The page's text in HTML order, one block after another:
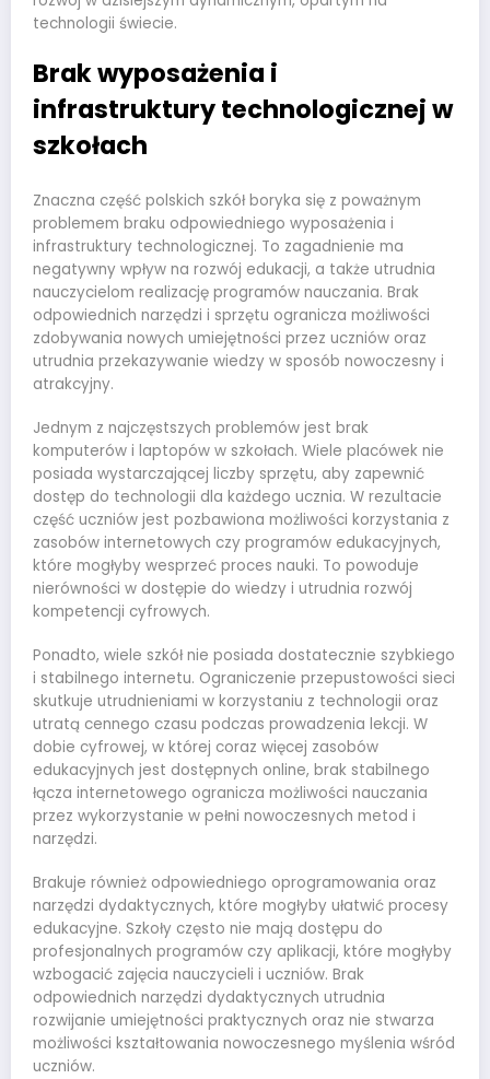
technologii świecie.
Brak wyposażenia i
infrastruktury technologicznej w
szkołach
Znaczna część polskich szkół boryka się z poważnym
problemem braku odpowiedniego wyposażenia i
infrastruktury technologicznej. To zagadnienie ma
negatywny wpływ na rozwój edukacji, a także utrudnia
nauczycielom realizację programów nauczania. Brak
odpowiednich narzędzi i sprzętu ogranicza możliwości
zdobywania nowych umiejętności przez uczniów oraz
utrudnia przekazywanie wiedzy w sposób nowoczesny i
atrakcyjny.
Jednym z najczęstszych problemów jest brak
komputerów i laptopów w szkołach. Wiele placówek nie
posiada wystarczającej liczby sprzętu, aby zapewnić
dostęp do technologii dla każdego ucznia. W rezultacie
część uczniów jest pozbawiona możliwości korzystania z
zasobów internetowych czy programów edukacyjnych,
które mogłyby wesprzeć proces nauki. To powoduje
nierówności w dostępie do wiedzy i utrudnia rozwój
kompetencji cyfrowych.
Ponadto, wiele szkół nie posiada dostatecznie szybkiego
i stabilnego internetu. Ograniczenie przepustowości sieci
skutkuje utrudnieniami w korzystaniu z technologii oraz
utratą cennego czasu podczas prowadzenia lekcji. W
dobie cyfrowej, w której coraz więcej zasobów
edukacyjnych jest dostępnych online, brak stabilnego
łącza internetowego ogranicza możliwości nauczania
przez wykorzystanie w pełni nowoczesnych metod i
narzędzi.
Brakuje również odpowiedniego oprogramowania oraz
narzędzi dydaktycznych, które mogłyby ułatwić procesy
edukacyjne. Szkoły często nie mają dostępu do
profesjonalnych programów czy aplikacji, które mogłyby
wzbogacić zajęcia nauczycieli i uczniów. Brak
odpowiednich narzędzi dydaktycznych utrudnia
rozwijanie umiejętności praktycznych oraz nie stwarza
możliwości kształtowania nowoczesnego myślenia wśród
uczniów.